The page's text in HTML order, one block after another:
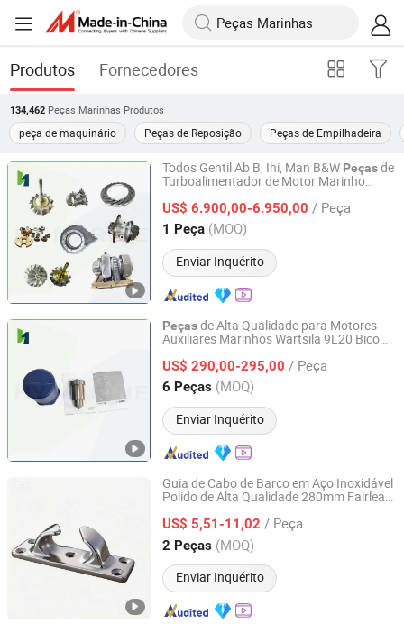
Produtos Fornecedores
134,462 Peças Marinhas Produtos
peça de maquinário Peças de Reposição Peças de Empilhadeira
Todos Gentil Ab B, Ihi, Man B&W Peçasde
Turboalimentador de Motor Marinho
/Na48 etc
US$ 6.900,00-6.950,00 / Peça
1 Peça (MOQ)
Enviar Inquérito
Qinhuangdao Hy Marine Machinery Equipment Co., Ltd
Hebei, China Desde 2022
Peçasde Alta Qualidade para Motores
Auxiliares Marinhos Wartsila 9L20 Bico
Marinhos
US$ 290,00-295,00 / Peça
6 Peças (MOQ)
Enviar Inquérito
Qinhuangdao Hy Marine Machinery Equipment Co., Ltd
Hebei, China Desde 2022
Guia de Cabo de Barco em Aço Inoxidável
Polido de Alta Qualidade 280mm Fairlead
Hardware de Iate Peças Marinhas
Embarcações de Pesca
US$ 5,51-11,02 / Peça
2 Peças (MOQ)
Enviar Inquérito
Qingdao Youhao Metal Products Co., Ltd.
Shandong, China Desde 2026